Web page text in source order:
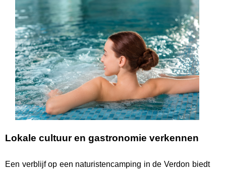
Lokale cultuur en gastronomie verkennen
Een verblijf op een naturistencamping in de Verdon biedt